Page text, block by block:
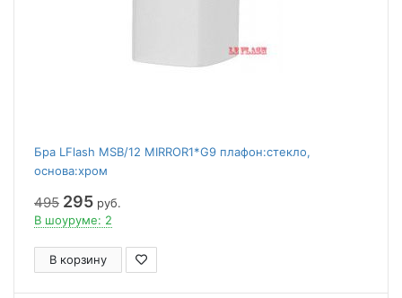
Бра LFlash MSB/12 MIRROR1*G9 плафон:стекло,
основа:хром
495 295 руб.
В шоуруме: 2
В корзину